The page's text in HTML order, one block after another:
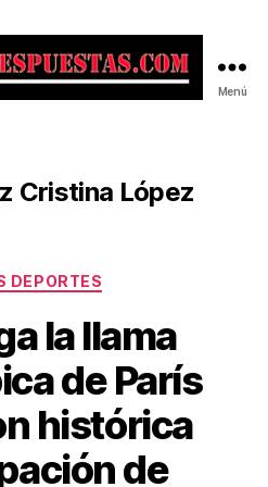
Menú
Cristina López
Categorías
DEPORTES
la llama
de París
histórica
de